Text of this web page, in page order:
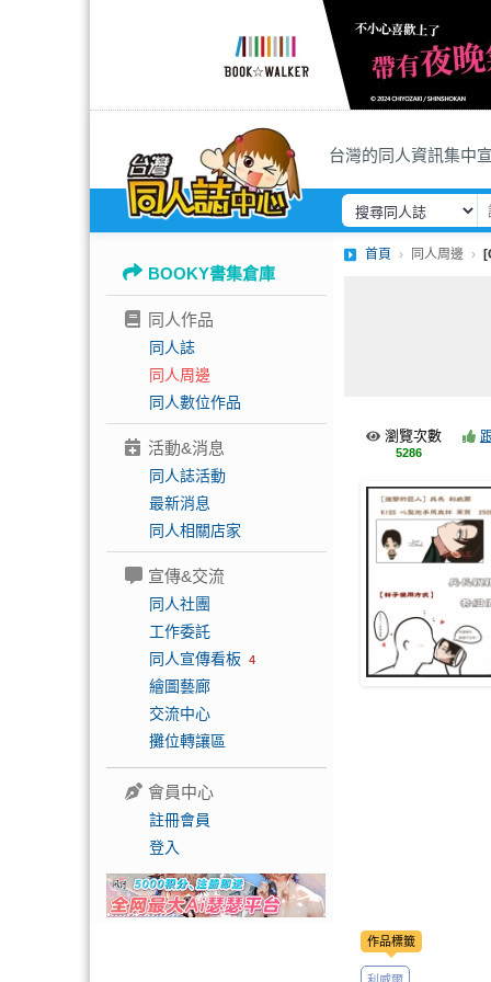
台灣的同人資訊集中
BOOKY書集倉庫
同人作品
同人誌
同人周邊
同人數位作品
活動&消息
同人誌活動
最新消息
同人相關店家
宣傳&交流
同人社團
工作委託
同人宣傳看板 4
繪圖藝廊
交流中心
攤位轉讓區
會員中心
註冊會員
登入
首頁 同人周邊
瀏覽次數
5286
作品標籤